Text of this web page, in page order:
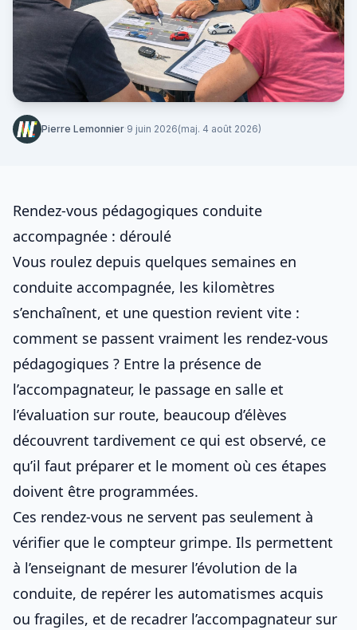
Pierre Lemonnier·9 juin 2026(maj. 4 août 2026)
Rendez-vous pédagogiques conduite
accompagnée : déroulé
Vous roulez depuis quelques semaines en
conduite accompagnée, les kilomètres
s’enchaînent, et une question revient vite :
comment se passent vraiment les rendez-vous
pédagogiques ? Entre la présence de
l’accompagnateur, le passage en salle et
l’évaluation sur route, beaucoup d’élèves
découvrent tardivement ce qui est observé, ce
qu’il faut préparer et le moment où ces étapes
doivent être programmées.
Ces rendez-vous ne servent pas seulement à
vérifier que le compteur grimpe. Ils permettent
à l’enseignant de mesurer l’évolution de la
conduite, de repérer les automatismes acquis
ou fragiles, et de recadrer l’accompagnateur sur